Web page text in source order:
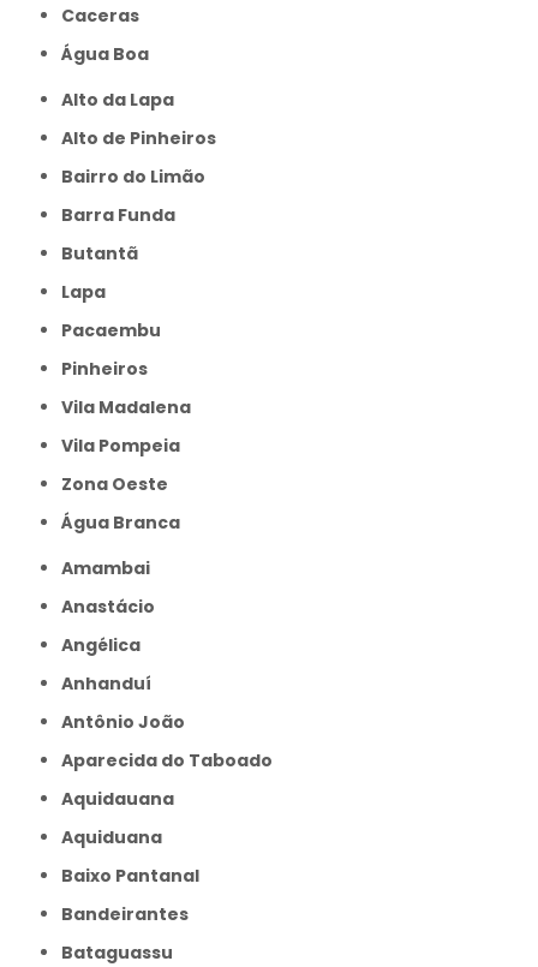
caceras
Água Boa
Alto da Lapa
Alto de Pinheiros
Bairro do Limão
Barra Funda
Butantã
Lapa
Pacaembu
Pinheiros
Vila Madalena
Vila Pompeia
Zona Oeste
Água Branca
Amambai
Anastácio
Angélica
Anhanduí
Antônio João
Aparecida do Taboado
Aquidauana
Aquiduana
Baixo Pantanal
Bandeirantes
Bataguassu